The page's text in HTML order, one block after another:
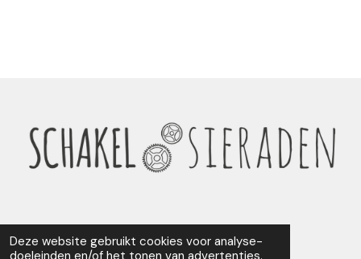
Deze website gebruikt cookies voor analyse-
doeleinden en/of het tonen van advertenties.